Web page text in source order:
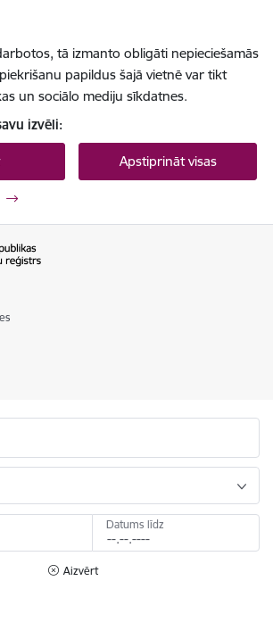
tā izmanto obligāti nepieciešamās
papildus šajā vietnē var tikt
un sociālo mediju sīkdatnes.
izvēli:
Apstiprināt visas
Datums līdz
Aizvērt